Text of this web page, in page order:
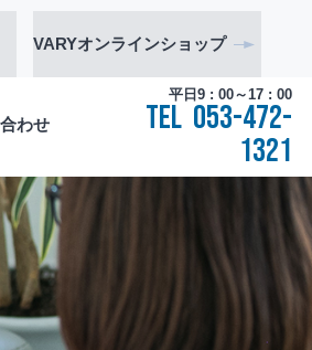
VARYオンラインショップ
わせ
平日9 : 00～17 : 00
TEL 053-472-
1321